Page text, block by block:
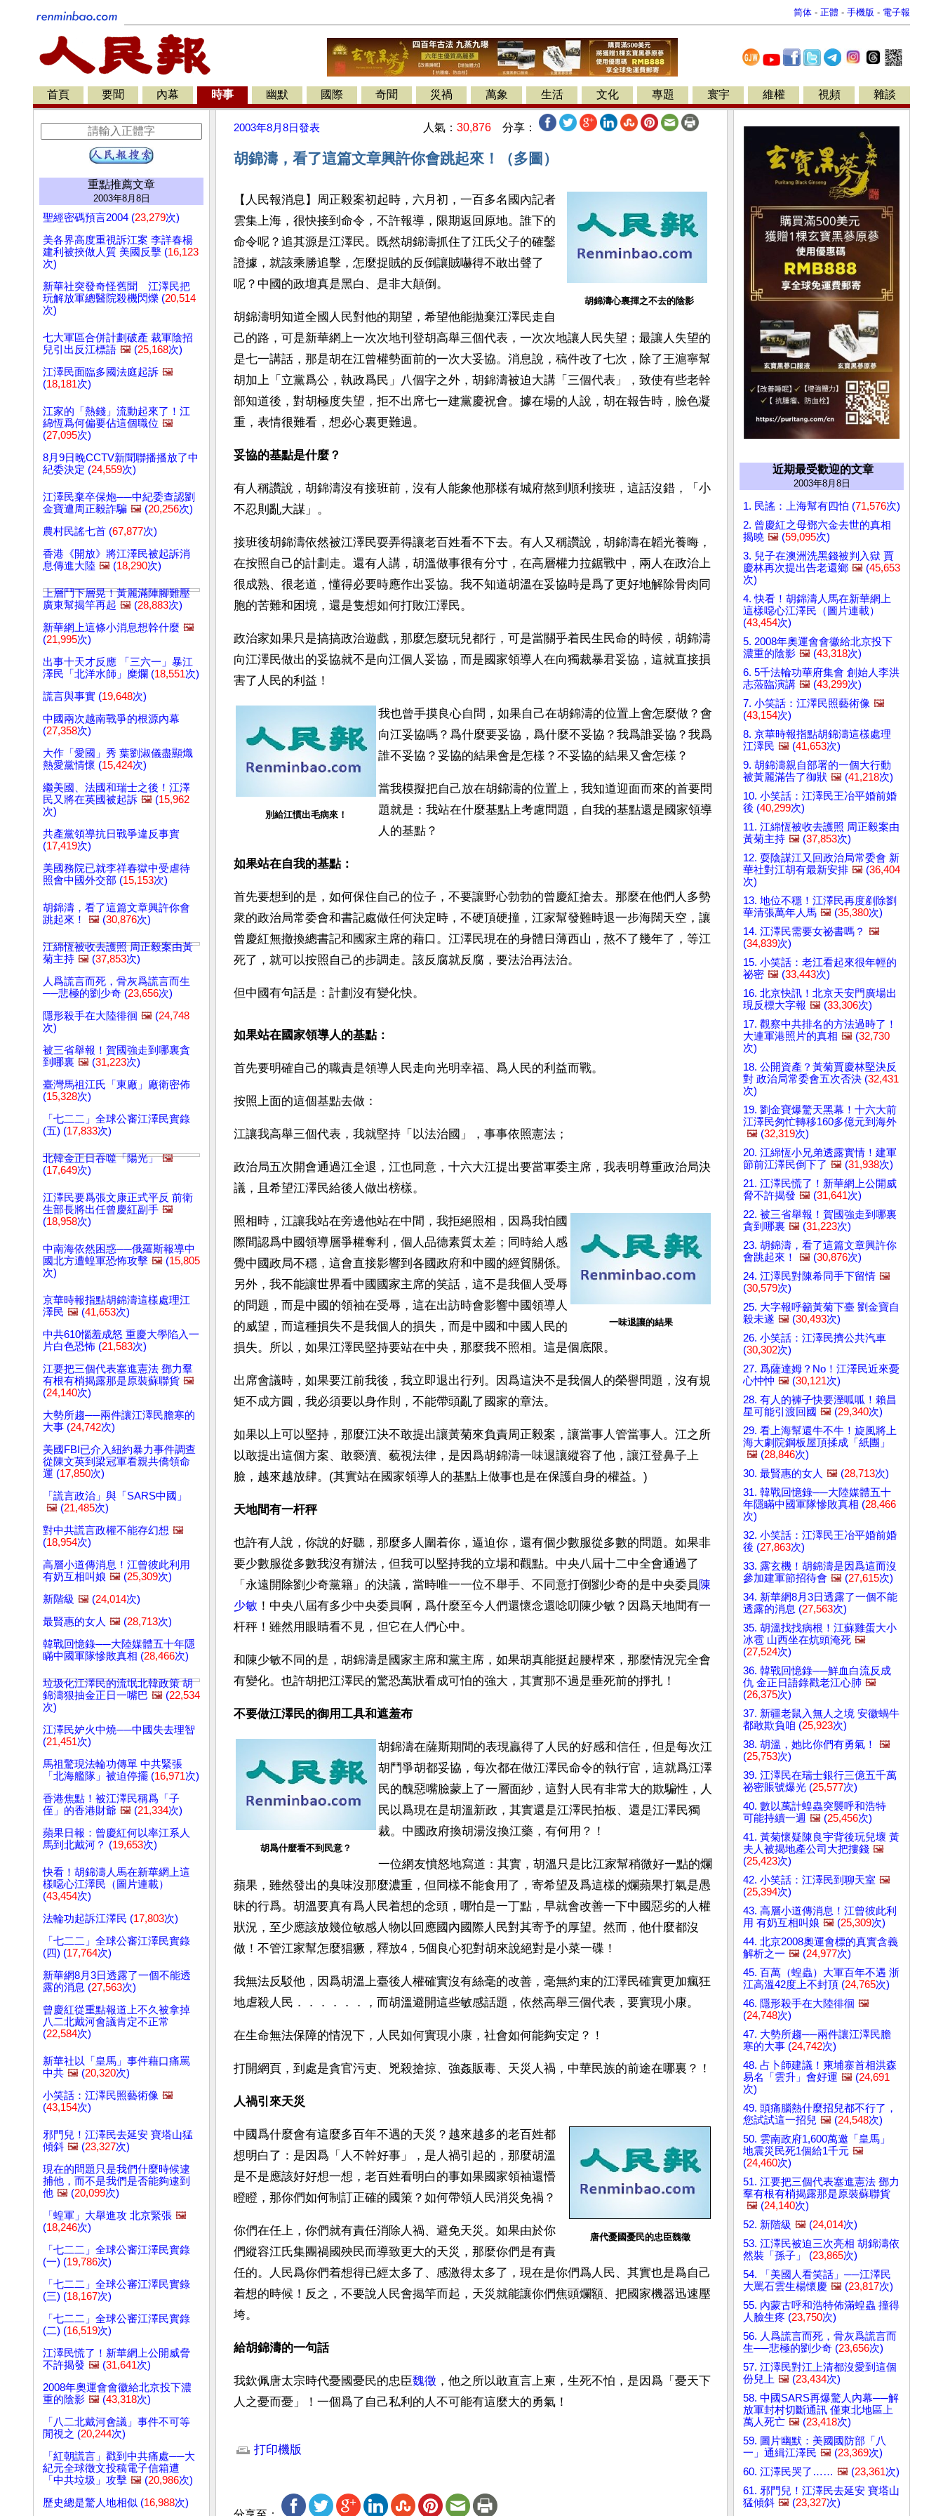
简体 - 正體 - 手機版 - 電子報
首頁 要聞 內幕 時事 幽默 國際 奇聞 災禍 萬象 生活 文化 專題 寰宇 維權 視頻 雜談
重點推薦文章
2003年8月8日
聖經密碼預言2004 (23,279次)
美各界高度重視訴江案 李詳春楊
建利被挾做人質 美國反擊 (16,123
次)
新華社突發奇怪舊聞 江澤民把
玩解放軍總醫院殺機閃爍 (20,514
次)
七大軍區合併計劃破產 裁軍陰招
兒引出反江標語 🖼️ (25,168次)
江澤民面臨多國法庭起訴 🖼️
(18,181次)
江家的「熱錢」流動起來了！江
綿恆爲何偏要佔這個職位 🖼️
(27,095次)
8月9日晚CCTV新聞聯播播放了中
紀委決定 (24,559次)
江澤民棄卒保炮──中紀委查認劉
金寶遭周正毅詐騙 🖼️ (20,256次)
農村民謠七首 (67,877次)
香港《開放》將江澤民被起訴消
息傳進大陸 🖼️ (18,290次)
上層鬥下層晃！黃麗滿陣腳難壓
廣東幫揭竿再起 🖼️ (28,883次)
新華網上這條小消息想幹什麼 🖼️
(21,995次)
出事十天才反應 「三六一」暴江
澤民「北洋水師」糜爛 (18,551次)
謊言與事實 (19,648次)
中國兩次越南戰爭的根源內幕
(27,358次)
大作「愛國」秀 葉劉淑儀盡顯熾
熱愛黨情懷 (15,424次)
繼美國、法國和瑞士之後！江澤
民又將在英國被起訴 🖼️ (15,962
次)
共產黨領導抗日戰爭違反事實
(17,419次)
美國務院已就李祥春獄中受虐待
照會中國外交部 (15,153次)
胡錦濤，看了這篇文章興許你會
跳起來！
🖼️ (30,876次)
江綿恆被收去護照 周正毅案由黃
菊主持 🖼️ (37,853次)
人爲謊言而死，骨灰爲謊言而生
──悲極的劉少奇 (23,656次)
隱形殺手在大陸徘徊 🖼️ (24,748
次)
被三省舉報！賀國強走到哪裏貪
到哪裏 🖼️ (31,223次)
臺灣馬祖江氏「東廠」廠衛密佈
(15,328次)
「七二二」全球公審江澤民實錄
(五) (17,833次)
北韓金正日吞噬「陽光」 🖼️
(17,649次)
江澤民要爲張文康正式平反 前衛
生部長將出任曾慶紅副手 🖼️
(18,958次)
中南海依然困惑──俄羅斯報導中
國北方遭蝗軍恐怖攻擊 🖼️ (15,805
次)
京華時報指點胡錦濤這樣處理江
澤民 🖼️ (41,653次)
中共610惱羞成怒 重慶大學陷入一
片白色恐怖 (21,583次)
江要把三個代表塞進憲法 鄧力羣
有根有梢揭露那是原裝蘇聯貨 🖼️
(24,140次)
大勢所趨──兩件讓江澤民膽寒的
大事 (24,742次)
美國FBI已介入紐約暴力事件調查
從陳文英到梁冠軍看親共僑領命
運 (17,850次)
「謊言政治」與「SARS中國」
🖼️ (21,485次)
對中共謊言政權不能存幻想 🖼️
(18,954次)
高層小道傳消息！江曾彼此利用
有奶互相叫娘 🖼️ (25,309次)
新階級 🖼️ (24,014次)
最賢惠的女人 🖼️ (28,713次)
韓戰回憶錄──大陸媒體五十年隱
瞞中國軍隊慘敗真相 (28,466次)
垃圾化江澤民的流氓北韓政策 胡
錦濤狠抽金正日一嘴巴 🖼️ (22,534
次)
江澤民妒火中燒──中國失去理智
(21,451次)
馬祖驚現法輪功傳單 中共緊張
「北海艦隊」被迫停擺 (16,971次)
香港焦點！被江澤民稱爲「子
侄」的香港財爺 🖼️ (21,334次)
蘋果日報：曾慶紅何以率江系人
馬到北戴河？ (19,653次)
快看！胡錦濤人馬在新華網上這
樣噁心江澤民（圖片連載）
(43,454次)
法輪功起訴江澤民 (17,803次)
「七二二」全球公審江澤民實錄
(四) (17,764次)
新華網8月3日透露了一個不能透
露的消息 (27,563次)
曾慶紅從重點報道上不久被拿掉
八二北戴河會議肯定不正常
(22,584次)
新華社以「皇馬」事件藉口痛罵
中共 🖼️ (20,320次)
小笑話：江澤民照藝術像 🖼️
(43,154次)
邪門兒！江澤民去延安 寶塔山猛
傾斜 🖼️ (23,327次)
現在的問題只是我們什麼時候逮
捕他，而不是我們是否能夠逮到
他 🖼️ (20,099次)
「蝗軍」大舉進攻 北京緊張 🖼️
(18,246次)
「七二二」全球公審江澤民實錄
(一) (19,786次)
「七二二」全球公審江澤民實錄
(三) (18,167次)
「七二二」全球公審江澤民實錄
(二) (16,519次)
江澤民慌了！新華網上公開威脅
不許揭發 🖼️ (31,641次)
2008年奧運會會徽給北京投下濃
重的陰影 🖼️ (43,318次)
「八二北戴河會議」事件不可等
閒視之 (20,244次)
「紅朝謊言」戳到中共痛處──大
紀元全球徵文投稿電子信箱遭
「中共垃圾」攻擊 🖼️ (20,986次)
歷史總是驚人地相似 (16,988次)
2003年8月8日發表 人氣： 30,876 分享：
胡錦濤，看了這篇文章興許你會跳起來！（多圖）
胡錦濤心裏揮之不去的陰影
【人民報消息】周正毅案初起時，六月初，一百多名國內記者
雲集上海，很快接到命令，不許報導，限期返回原地。誰下的
命令呢？追其源是江澤民。既然胡錦濤抓住了江氏父子的確鑿
證據，就該乘勝追擊，怎麼捉賊的反倒讓賊嚇得不敢出聲了
呢？中國的政壇真是黑白、是非大顛倒。
胡錦濤明知道全國人民對他的期望，希望他能拋棄江澤民走自
己的路，可是新華網上一次次地刊登胡高舉三個代表，一次次地讓人民失望；最讓人失望的
是七一講話，那是胡在江曾權勢面前的一次大妥協。消息說，稿件改了七次，除了王滬寧幫
胡加上「立黨爲公，執政爲民」八個字之外，胡錦濤被迫大講「三個代表」，致使有些老幹
部知道後，對胡極度失望，拒不出席七一建黨慶祝會。據在場的人說，胡在報告時，臉色凝
重，表情很難看，想必心裏更難過。
妥協的基點是什麼？
有人稱讚說，胡錦濤沒有接班前，沒有人能象他那樣有城府熬到順利接班，這話沒錯，「小
不忍則亂大謀」。
接班後胡錦濤依然被江澤民耍弄得讓老百姓看不下去。有人又稱讚說，胡錦濤在韜光養晦，
在按照自己的計劃走。還有人講，胡溫做事很有分寸，在高層權力拉鋸戰中，兩人在政治上
很成熟、很老道，懂得必要時應作出妥協。我不知道胡溫在妥協時是爲了更好地解除骨肉同
胞的苦難和困境，還是隻想如何打敗江澤民。
政治家如果只是搞搞政治遊戲，那麼怎麼玩兒都行，可是當關乎着民生民命的時候，胡錦濤
向江澤民做出的妥協就不是向江個人妥協，而是國家領導人在向獨裁暴君妥協，這就直接損
害了人民的利益！
別給江慣出毛病來！
我也曾手摸良心自問，如果自己在胡錦濤的位置上會怎麼做？會
向江妥協嗎？爲什麼要妥協，爲什麼不妥協？我爲誰妥協？我爲
誰不妥協？妥協的結果會是怎樣？不妥協的結果又會怎樣？
當我模擬把自己放在胡錦濤的位置上，我知道迎面而來的首要問
題就是：我站在什麼基點上考慮問題，自我的基點還是國家領導
人的基點？
如果站在自我的基點：
首先要想到的是，如何保住自己的位子，不要讓野心勃勃的曾慶紅搶去。那麼在他們人多勢
衆的政治局常委會和書記處做任何決定時，不硬頂硬撞，江家幫發難時退一步海闊天空，讓
曾慶紅無撤換總書記和國家主席的藉口。江澤民現在的身體日薄西山，熬不了幾年了，等江
死了，就可以按照自己的步調走。該反腐就反腐，要法治再法治。
但中國有句話是：計劃沒有變化快。
如果站在國家領導人的基點：
首先要明確自己的職責是領導人民走向光明幸福、爲人民的利益而戰。
按照上面的這個基點去做：
江讓我高舉三個代表，我就堅持「以法治國」，事事依照憲法；
政治局五次開會通過江全退，江也同意，十六大江提出要當軍委主席，我表明尊重政治局決
議，且希望江澤民給後人做出榜樣。
一味退讓的結果
照相時，江讓我站在旁邊他站在中間，我拒絕照相，因爲我怕國
際間認爲中國領導層爭權奪利，個人品德素質太差；同時給人感
覺中國政局不穩，這會直接影響到各國政府和中國的經貿關係。
另外，我不能讓世界看中國國家主席的笑話，這不是我個人受辱
的問題，而是中國的領袖在受辱，這在出訪時會影響中國領導人
的威望，而這種損失不是我個人的損失，而是中國和中國人民的
損失。所以，如果江澤民堅持要站在中央，那麼我不照相。這是個底限。
出席會議時，如果要江前我後，我立即退出行列。因爲這決不是我個人的榮譽問題，沒有規
矩不成方圓，我必須要以身作則，不能帶頭亂了國家的章法。
如果以上可以堅持，那麼江決不敢提出讓黃菊來負責周正毅案，讓當事人管當事人。江之所
以敢提出這個方案、敢褻瀆、藐視法律，是因爲胡錦濤一味退讓縱容了他，讓江登鼻子上
臉，越來越放肆。(其實站在國家領導人的基點上做事也是在保護自身的權益。)
天地間有一杆秤
也許有人說，你說的好聽，那麼多人圍着你，逼迫你，還有個少數服從多數的問題。如果非
要少數服從多數我沒有辦法，但我可以堅持我的立場和觀點。中央八屆十二中全會通過了
「永遠開除劉少奇黨籍」的決議，當時唯一一位不舉手、不同意打倒劉少奇的是中央委員 陳
少敏 ！中央八屆有多少中央委員啊，爲什麼至今人們還懷念還唸叨陳少敏？因爲天地間有一
杆秤！雖然用眼睛看不見，但它在人們心中。
和陳少敏不同的是，胡錦濤是國家主席和黨主席，如果胡真能挺起腰桿來，那麼情況完全會
有變化。也許胡把江澤民的驚恐萬狀看成可怕的強大，其實那不過是垂死前的掙扎！
不要做江澤民的御用工具和遮羞布
胡爲什麼看不到民意？
胡錦濤在薩斯期間的表現贏得了人民的好感和信任，但是每次江
胡鬥爭胡都妥協，每次都在做江澤民命令的執行官，這就爲江澤
民的醜惡嘴臉蒙上了一層面紗，這對人民有非常大的欺騙性，人
民以爲現在是胡溫新政，其實還是江澤民拍板、還是江澤民獨
裁。中國政府換胡湯沒換江藥，有何用？！
一位網友憤怒地寫道：其實，胡溫只是比江家幫稍微好一點的爛
蘋果，雖然發出的臭味沒那麼濃重，但同樣不能食用了，寄希望及爲這樣的爛蘋果打氣是愚
昧的行爲。胡溫要真有爲人民着想的念頭，哪怕是一丁點，早就會改善一下中國惡劣的人權
狀況，至少應該放幾位敏感人物以回應國內國際人民對其寄予的厚望。然而，他什麼都沒
做！不管江家幫怎麼猖獗，釋放4，5個良心犯對胡來說絕對是小菜一碟！
我無法反駁他，因爲胡溫上臺後人權確實沒有絲毫的改善，毫無約束的江澤民確實更加瘋狂
地虐殺人民．．．．．．，而胡溫避開這些敏感話題，依然高舉三個代表，要實現小康。
在生命無法保障的情況下，人民如何實現小康，社會如何能夠安定？！
人禍引來天災
唐代憂國憂民的忠臣魏徵
中國爲什麼會有這麼多百年不遇的天災？越來越多的老百姓都
想明白了：是因爲「人不幹好事」，是人禍引起的，那麼胡溫
是不是應該好好想一想，老百姓看明白的事如果國家領袖還懵
瞪瞪，那你們如何制訂正確的國策？如何帶領人民消災免禍？
你們在任上，你們就有責任消除人禍、避免天災。如果由於你
們縱容江氏集團禍國殃民而導致更大的天災，那麼你們是有責
任的。人民爲你們着想得已經太多了、感激得太多了，現在是你們爲人民、其實也是爲自己
着想的時候！反之，不要說人民會揭竿而起，天災就能讓你們焦頭爛額、把國家機器迅速壓
垮。
給胡錦濤的一句話
我欽佩唐太宗時代憂國憂民的忠臣魏徵 ，他之所以敢直言上柬，生死不怕，是因爲「憂天下
人之憂而憂」！一個爲了自己私利的人不可能有這麼大的勇氣！
打印機版
近期最受歡迎的文章
2003年8月8日
1. 民謠：上海幫有四怕 (71,576次)
2. 曾慶紅之母鄧六金去世的真相
揭曉 🖼️ (59,095次)
3. 兒子在澳洲洗黑錢被判入獄 賈
慶林再次提出告老還鄉 🖼️ (45,653
次)
4. 快看！胡錦濤人馬在新華網上
這樣噁心江澤民（圖片連載）
(43,454次)
5. 2008年奧運會會徽給北京投下
濃重的陰影 🖼️ (43,318次)
6. 5千法輪功華府集會 創始人李洪
志蒞臨演講 🖼️ (43,299次)
7. 小笑話：江澤民照藝術像 🖼️
(43,154次)
8. 京華時報指點胡錦濤這樣處理
江澤民 🖼️ (41,653次)
9. 胡錦濤親自部署的一個大行動
被黃麗滿告了御狀 🖼️ (41,218次)
10. 小笑話：江澤民王冶平婚前婚
後 (40,299次)
11. 江綿恆被收去護照 周正毅案由
黃菊主持 🖼️ (37,853次)
12. 耍陰謀江又回政治局常委會 新
華社對江胡有最新安排 🖼️ (36,404
次)
13. 地位不穩！江澤民再度剷除劉
華清張萬年人馬 🖼️ (35,380次)
14. 江澤民需要女祕書嗎？ 🖼️
(34,839次)
15. 小笑話：老江看起來很年輕的
祕密 🖼️ (33,443次)
16. 北京快訊！北京天安門廣場出
現反標大字報 🖼️ (33,306次)
17. 觀察中共排名的方法過時了！
大連軍港照片的真相 🖼️ (32,730
次)
18. 公開資產？黃菊賈慶林堅決反
對 政治局常委會五次否決 (32,431
次)
19. 劉金寶爆驚天黑幕！十六大前
江澤民匆忙轉移160多億元到海外
🖼️ (32,319次)
20. 江綿恆小兄弟透露實情！建軍
節前江澤民倒下了 🖼️ (31,938次)
21. 江澤民慌了！新華網上公開威
脅不許揭發 🖼️ (31,641次)
22. 被三省舉報！賀國強走到哪裏
貪到哪裏 🖼️ (31,223次)
23. 胡錦濤，看了這篇文章興許你
會跳起來！
🖼️ (30,876次)
24. 江澤民對陳希同手下留情 🖼️
(30,579次)
25. 大字報呼籲黃菊下臺 劉金寶自
殺未遂 🖼️ (30,493次)
26. 小笑話：江澤民擠公共汽車
(30,302次)
27. 爲薩達姆？No！江澤民近來憂
心忡忡 🖼️ (30,121次)
28. 有人的褲子快要溼呱呱！賴昌
星可能引渡回國 🖼️ (29,340次)
29. 看上海幫還牛不牛！旋風將上
海大劇院鋼板屋頂揉成「紙團」
🖼️ (28,846次)
30. 最賢惠的女人 🖼️ (28,713次)
31. 韓戰回憶錄──大陸媒體五十
年隱瞞中國軍隊慘敗真相 (28,466
次)
32. 小笑話：江澤民王冶平婚前婚
後 (27,863次)
33. 露玄機！胡錦濤是因爲這而沒
參加建軍節招待會 🖼️ (27,615次)
34. 新華網8月3日透露了一個不能
透露的消息 (27,563次)
35. 胡溫找找病根！江蘇雞蛋大小
冰雹 山西坐在炕頭淹死 🖼️
(27,524次)
36. 韓戰回憶錄──鮮血白流反成
仇 金正日語錄戳老江心肺 🖼️
(26,375次)
37. 新疆老鼠入無人之境 安徽蝸牛
都敢欺負咱 (25,923次)
38. 胡溫，她比你們有勇氣！
🖼️
(25,753次)
39. 江澤民在瑞士銀行三億五千萬
祕密賬號爆光 (25,577次)
40. 數以萬計蝗蟲突襲呼和浩特
可能持續一週 🖼️ (25,456次)
41. 黃菊懷疑陳良宇背後玩兒壞 黃
夫人被揭地產公司大把摟錢 🖼️
(25,423次)
42. 小笑話：江澤民到聊天室 🖼️
(25,394次)
43. 高層小道傳消息！江曾彼此利
用 有奶互相叫娘 🖼️ (25,309次)
44. 北京2008奧運會標的真實含義
解析之一 🖼️ (24,977次)
45. 百萬（蝗蟲）大軍百年不遇 浙
江高溫42度上不封頂 (24,765次)
46. 隱形殺手在大陸徘徊 🖼️
(24,748次)
47. 大勢所趨──兩件讓江澤民膽
寒的大事 (24,742次)
48. 占卜師建議！柬埔寨首相洪森
易名「雲升」會好運 🖼️ (24,691
次)
49. 頭痛腦熱什麼招兒都不行了，
您試試這一招兒 🖼️ (24,548次)
50. 雲南政府1,600萬邀「皇馬」
地震災民死1個給1千元 🖼️
(24,460次)
51. 江要把三個代表塞進憲法 鄧力
羣有根有梢揭露那是原裝蘇聯貨
🖼️ (24,140次)
52. 新階級 🖼️ (24,014次)
53. 江澤民被迫三次亮相 胡錦濤依
然裝「孫子」 (23,865次)
54. 「美國人看笑話」──江澤民
大罵石雲生楊懷慶 🖼️ (23,817次)
55. 內蒙古呼和浩特佈滿蝗蟲 撞得
人臉生疼 (23,750次)
56. 人爲謊言而死，骨灰爲謊言而
生──悲極的劉少奇 (23,656次)
57. 江澤民對江上清都沒愛到這個
份兒上 🖼️ (23,434次)
58. 中國SARS再爆驚人內幕──解
放軍封村切斷通訊 僅東北地區上
萬人死亡 🖼️ (23,418次)
59. 圖片幽默：美國國防部「八
一」通緝江澤民 🖼️ (23,369次)
60. 江澤民哭了…… 🖼️ (23,361次)
61. 邪門兒！江澤民去延安 寶塔山
猛傾斜 🖼️ (23,327次)